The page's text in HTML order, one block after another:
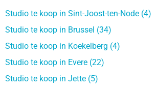
Studio te koop in Sint-Joost-ten-Node (4)
Studio te koop in Brussel (34)
Studio te koop in Koekelberg (4)
Studio te koop in Evere (22)
Studio te koop in Jette (5)